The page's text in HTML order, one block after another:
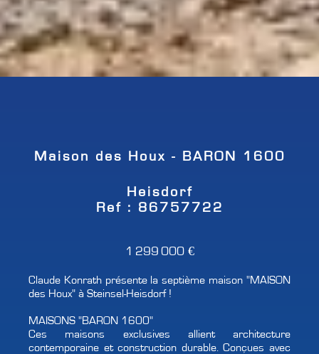
Maison des Houx - BARON 1600
Heisdorf
Ref : 86757722
1 299 000 €
Claude Konrath présente la septième maison "MAISON
des Houx" à Steinsel-Heisdorf !
MAISONS "BARON 1600"
Ces maisons exclusives allient architecture
contemporaine et construction durable. Conçues avec